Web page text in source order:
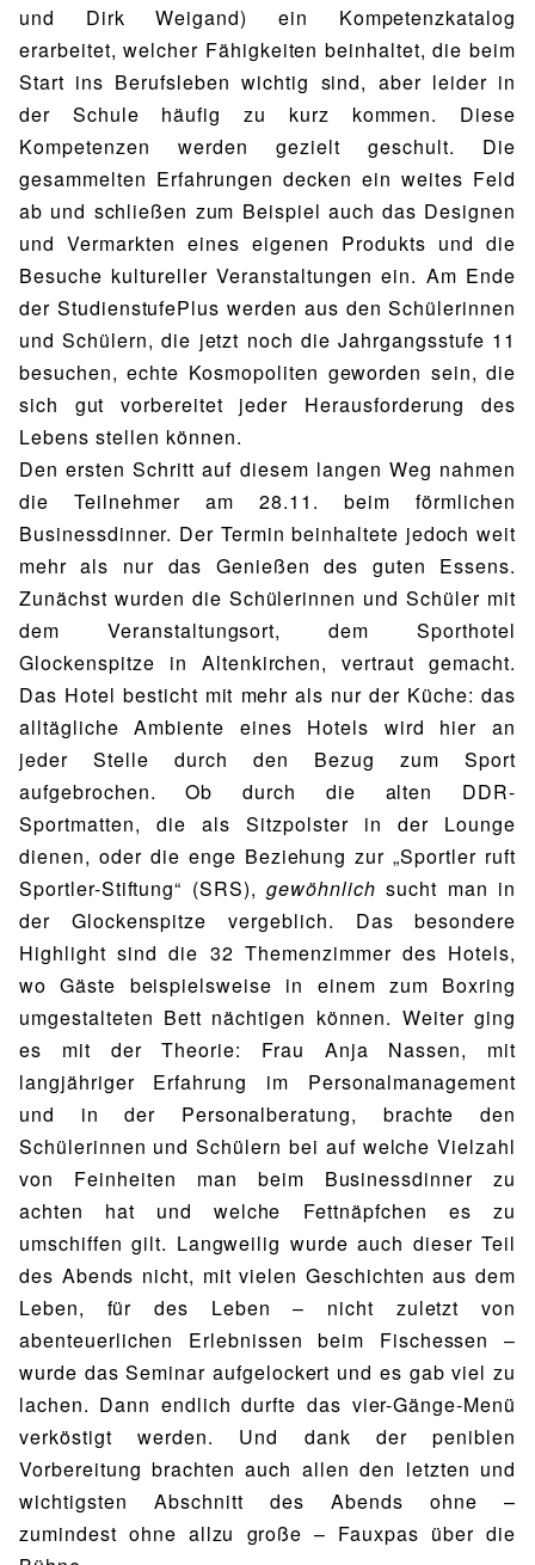
und Dirk Weigand) ein Kompetenzkatalog
erarbeitet, welcher Fähigkeiten beinhaltet, die beim
Start ins Berufsleben wichtig sind, aber leider in
der Schule häufig zu kurz kommen. Diese
Kompetenzen werden gezielt geschult. Die
gesammelten Erfahrungen decken ein weites Feld
ab und schließen zum Beispiel auch das Designen
und Vermarkten eines eigenen Produkts und die
Besuche kultureller Veranstaltungen ein. Am Ende
der StudienstufePlus werden aus den Schülerinnen
und Schülern, die jetzt noch die Jahrgangsstufe 11
besuchen, echte Kosmopoliten geworden sein, die
sich gut vorbereitet jeder Herausforderung des
Lebens stellen können.
Den ersten Schritt auf diesem langen Weg nahmen
die Teilnehmer am 28.11. beim förmlichen
Businessdinner. Der Termin beinhaltete jedoch weit
mehr als nur das Genießen des guten Essens.
Zunächst wurden die Schülerinnen und Schüler mit
dem Veranstaltungsort, dem Sporthotel
Glockenspitze in Altenkirchen, vertraut gemacht.
Das Hotel besticht mit mehr als nur der Küche: das
alltägliche Ambiente eines Hotels wird hier an
jeder Stelle durch den Bezug zum Sport
aufgebrochen. Ob durch die alten DDR-
Sportmatten, die als Sitzpolster in der Lounge
dienen, oder die enge Beziehung zur „Sportler ruft
Sportler-Stiftung“ (SRS),gewöhnlich sucht man in
der Glockenspitze vergeblich. Das besondere
Highlight sind die 32 Themenzimmer des Hotels,
wo Gäste beispielsweise in einem zum Boxring
umgestalteten Bett nächtigen können. Weiter ging
es mit der Theorie: Frau Anja Nassen, mit
langjähriger Erfahrung im Personalmanagement
und in der Personalberatung, brachte den
Schülerinnen und Schülern bei auf welche Vielzahl
von Feinheiten man beim Businessdinner zu
achten hat und welche Fettnäpfchen es zu
umschiffen gilt. Langweilig wurde auch dieser Teil
des Abends nicht, mit vielen Geschichten aus dem
Leben, für des Leben – nicht zuletzt von
abenteuerlichen Erlebnissen beim Fischessen –
wurde das Seminar aufgelockert und es gab viel zu
lachen. Dann endlich durfte das vier-Gänge-Menü
verköstigt werden. Und dank der peniblen
Vorbereitung brachten auch allen den letzten und
wichtigsten Abschnitt des Abends ohne –
zumindest ohne allzu große – Fauxpas über die